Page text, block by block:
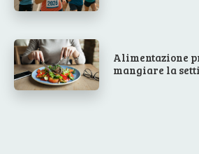
Alimentazione
mangiare la